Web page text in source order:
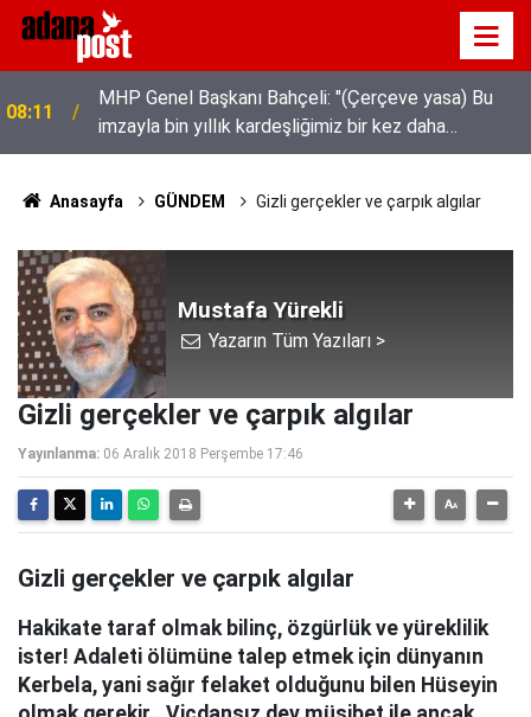
08:11
MHP Genel Başkanı Bahçeli: "(Çerçeve yasa) Bu
imzayla bin yıllık kardeşliğimiz bir kez daha
tescillenmiştir"
Anasayfa GÜNDEM Gizli gerçekler ve çarpık algılar
Mustafa Yürekli
Yazarın Tüm Yazıları >
Gizli gerçekler ve çarpık algılar
Yayınlanma: 06 Aralık 2018 Perşembe 17:46
Gizli gerçekler ve çarpık algılar
Hakikate taraf olmak bilinç, özgürlük ve yüreklilik
ister! Adaleti ölümüne talep etmek için dünyanın
Kerbela, yani sağır felaket olduğunu bilen Hüseyin